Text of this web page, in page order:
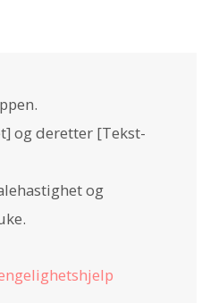
og deretter [Tekst-
og